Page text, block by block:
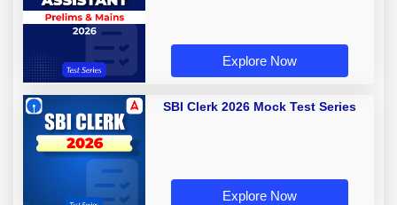
Explore Now
SBI Clerk 2026 Mock Test Series
Explore Now